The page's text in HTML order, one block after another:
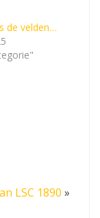
de velden…
LSC 1890 »